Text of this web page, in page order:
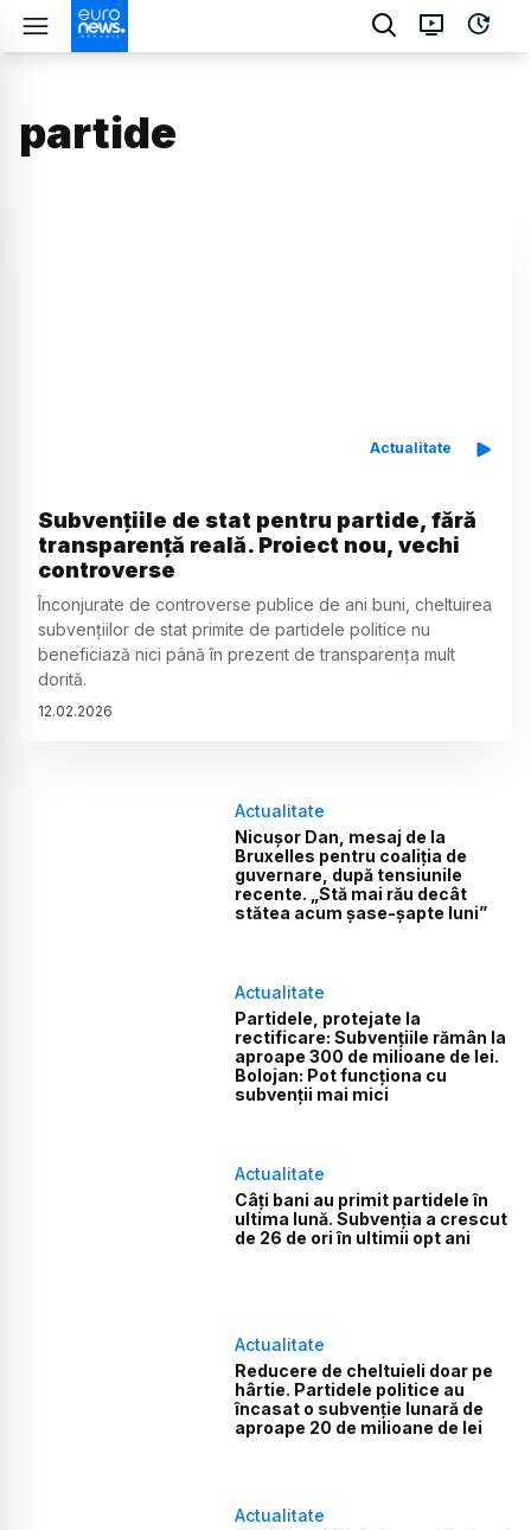
partide
Actualitate
Subvențiile de stat pentru partide, fără
transparență reală. Proiect nou, vechi
controverse
Înconjurate de controverse publice de ani buni, cheltuirea
subvențiilor de stat primite de partidele politice nu
beneficiază nici până în prezent de transparența mult
dorită.
12.02.2026
Actualitate
Nicușor Dan, mesaj de la
Bruxelles pentru coaliția de
guvernare, după tensiunile
recente. „Stă mai rău decât
stătea acum șase-șapte luni”
Actualitate
Partidele, protejate la
rectificare: Subvențiile rămân la
aproape 300 de milioane de lei.
Bolojan: Pot funcționa cu
subvenții mai mici
Actualitate
Câți bani au primit partidele în
ultima lună. Subvenția a crescut
de 26 de ori în ultimii opt ani
Actualitate
Reducere de cheltuieli doar pe
hârtie. Partidele politice au
încasat o subvenție lunară de
aproape 20 de milioane de lei
Actualitate